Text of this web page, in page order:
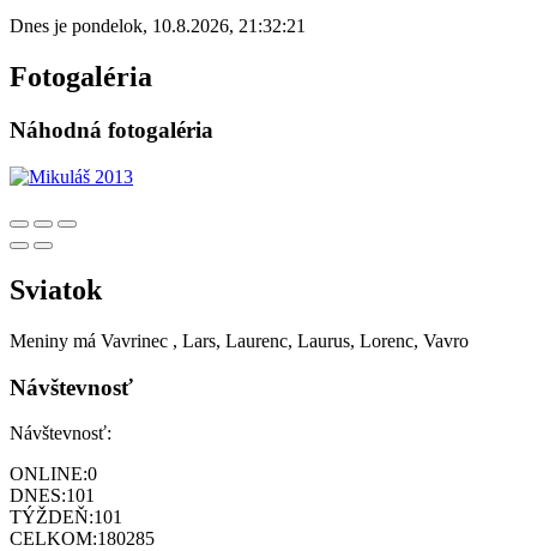
Dnes je pondelok, 10.8.2026, 21:32:21
Fotogaléria
Náhodná fotogaléria
Sviatok
Meniny má Vavrinec , Lars, Laurenc, Laurus, Lorenc, Vavro
Návštevnosť
Návštevnosť:
ONLINE:0
DNES:101
TÝŽDEŇ:101
CELKOM:180285